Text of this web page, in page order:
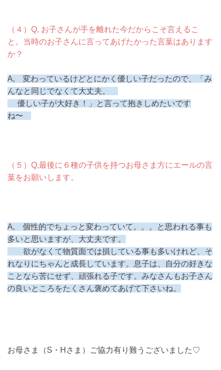
（４）Q, お子さんが手を離れた今だからこそ言えるこ
と。当時のお子さんに言ってあげたかった言葉はあります
か？
A, 変わっているけどとにかく優しい子だったので、「み
んなと同じでなくて大丈夫。
優しい子が大好き！」と言って抱きしめたいです
ね〜
（５）Q,最後に６種の子供を持つお母さま方にエールの言
葉をお願いします。
A, 個性的でちょっと変わっていて。。。と思われる事も
多いと思いますが、大丈夫です。
欲がなくて物質面では損している事も多いけれど、そ
れなりにちゃんと成長しています。息子は、自分の好きな
ことなら苦にせず、頑張れる子です。みなさんもお子さん
の良いところをたくさん褒めてあげて下さいね。
お母さま（S・Hさま）ご協力有り難うございました♡